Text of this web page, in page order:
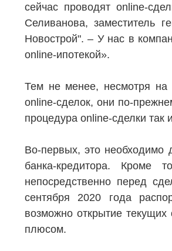
Новостройки
Коммерческая недвижимость
Заявка на подбор квартиры
сейчас проводят online-
Селиванова, заместитель
Новострой". – У нас в
online-ипотекой».
Тем не менее, несмотря на
online-сделок, они по-
процедура online-сделки
Во-первых, это необходимо
банка-кредитора. Кроме
непосредственно перед
сентября 2020 года
возможно открытие
плюсом.